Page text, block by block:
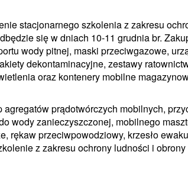
stacjonarnego szkolenia z zakresu
się w dniach 10-11 grudnia br.
wody pitnej, maski przeciwgazowe,
dekontaminacyjne, zestawy
oraz kontenery mobilne
prądotwórczych mobilnych,
wody zanieczyszczonej, mobilnego
rękaw przeciwpowodziowy, krzesło
z zakresu ochrony ludności i